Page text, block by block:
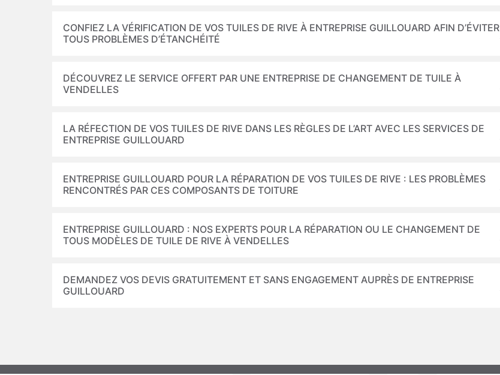
CONFIEZ LA VÉRIFICATION DE VOS TUILES DE RIVE À ENTREPRISE GUILLOUARD AFIN D’ÉVITER
TOUS PROBLÈMES D’ÉTANCHÉITÉ
DÉCOUVREZ LE SERVICE OFFERT PAR UNE ENTREPRISE DE CHANGEMENT DE TUILE À
VENDELLES
LA RÉFECTION DE VOS TUILES DE RIVE DANS LES RÈGLES DE L’ART AVEC LES SERVICES DE
ENTREPRISE GUILLOUARD
ENTREPRISE GUILLOUARD POUR LA RÉPARATION DE VOS TUILES DE RIVE : LES PROBLÈMES
RENCONTRÉS PAR CES COMPOSANTS DE TOITURE
ENTREPRISE GUILLOUARD : NOS EXPERTS POUR LA RÉPARATION OU LE CHANGEMENT DE
TOUS MODÈLES DE TUILE DE RIVE À VENDELLES
DEMANDEZ VOS DEVIS GRATUITEMENT ET SANS ENGAGEMENT AUPRÈS DE ENTREPRISE
GUILLOUARD